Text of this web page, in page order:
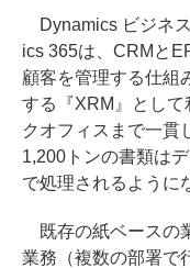
Dynamics ビジネ
ics 365は、CRMと
顧客を管理する仕組
する『XRM』とし
クオフィスまで一貫
1,200トンの書類は
で処理されるように
既存の紙ベースの
業務（複数の部署で